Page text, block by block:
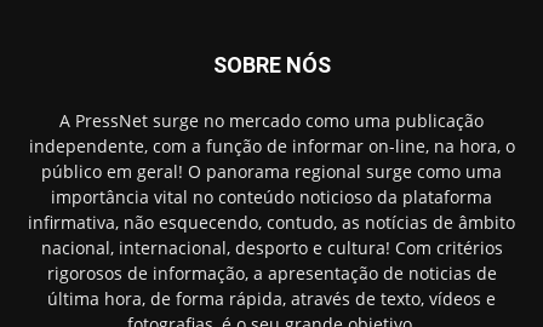
SOBRE NÓS
A PressNet surge no mercado como uma publicação
independente, com a função de informar on-line, na hora, o
público em geral! O panorama regional surge como uma
importância vital no conteúdo noticioso da plataforma
infirmativa, não esquecendo, contudo, as notícias de âmbito
nacional, internacional, desporto e cultura! Com critérios
rigorosos de informação, a apresentação de noticias de
última hora, de forma rápida, através de texto, vídeos e